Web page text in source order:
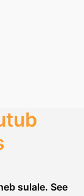
sulale. See